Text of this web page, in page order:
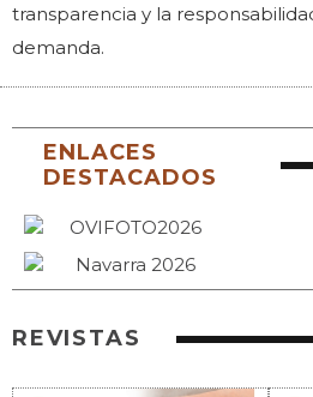
transparencia y la
demanda.
ENLACES
DESTACADOS
REVISTAS